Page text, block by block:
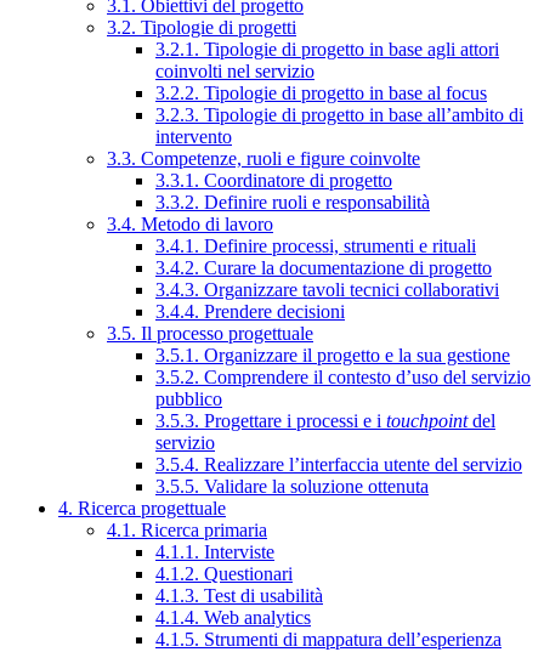
3.1. Obiettivi del progetto
3.2. Tipologie di progetti
3.2.1. Tipologie di progetto in base agli attori
coinvolti nel servizio
3.2.2. Tipologie di progetto in base al focus
3.2.3. Tipologie di progetto in base all’ambito di
intervento
3.3. Competenze, ruoli e figure coinvolte
3.3.1. Coordinatore di progetto
3.3.2. Definire ruoli e responsabilità
3.4. Metodo di lavoro
3.4.1. Definire processi, strumenti e rituali
3.4.2. Curare la documentazione di progetto
3.4.3. Organizzare tavoli tecnici collaborativi
3.4.4. Prendere decisioni
3.5. Il processo progettuale
3.5.1. Organizzare il progetto e la sua gestione
3.5.2. Comprendere il contesto d’uso del servizio
pubblico
3.5.3. Progettare i processi e i touchpointdel
servizio
3.5.4. Realizzare l’interfaccia utente del servizio
3.5.5. Validare la soluzione ottenuta
4. Ricerca progettuale
4.1. Ricerca primaria
4.1.1. Interviste
4.1.2. Questionari
4.1.3. Test di usabilità
4.1.4. Web analytics
4.1.5. Strumenti di mappatura dell’esperienza